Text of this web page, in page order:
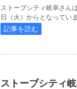
ストーブシティ岐阜さん
日（火）からとなってい
記事を読む
ストーブシティ